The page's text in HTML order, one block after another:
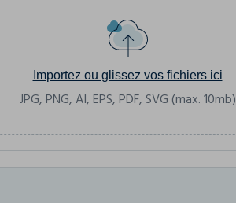
Importez ou glissez vos fichiers ici
JPG, PNG, AI, EPS, PDF, SVG (max. 10mb)